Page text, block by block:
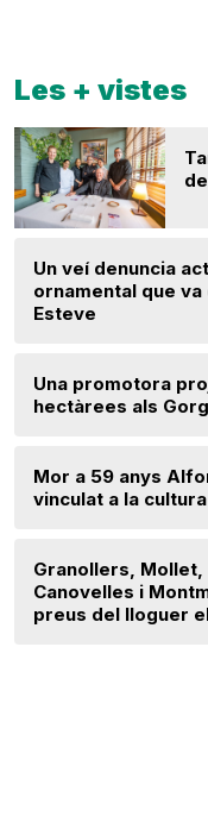
Les + vistes
Un veí denuncia
ornamental que
Esteve
Una promotora
hectàrees als
Mor a 59 anys
vinculat a la
Granollers,
Canovelles i
preus del lloguer